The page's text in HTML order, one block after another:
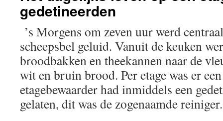
gedetineerden
’s Morgens om zeven uur werd
scheepsbel geluid. Vanuit de keuken
broodbakken en theekannen naar de
wit en bruin brood. Per etage was er
etagebewaarder had inmiddels een
gelaten, dit was de zogenaamde